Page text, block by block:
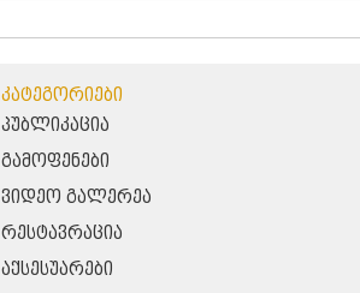
ᲙᲐᲢᲔᲒᲝᲠᲘᲔᲑᲘ
ᲞᲣᲑᲚᲘᲙᲐᲪᲘᲐ
ᲒᲐᲛᲝᲤᲔᲜᲔᲑᲘ
ᲕᲘᲓᲔᲝ ᲒᲐᲚᲔᲠᲔᲐ
ᲠᲔᲡᲢᲐᲕᲠᲐᲪᲘᲐ
ᲐᲥᲡᲔᲡᲣᲐᲠᲔᲑᲘ